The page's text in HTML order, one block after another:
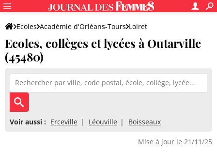
Ecoles Académie d'Orléans-Tours Loiret
Ecoles, collèges et lycées à Outarville
(45480)
Voir aussi : Erceville Léouville Boisseaux
Mise à jour le 21/11/25